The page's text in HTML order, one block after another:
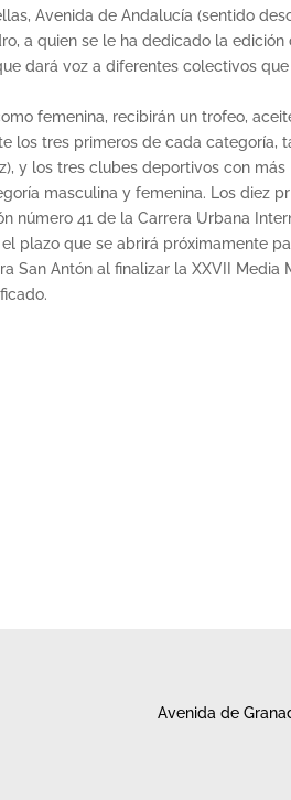
Avenida de Andalucía (sentido
a quien se le ha dedicado la
dará voz a diferentes colectivos
femenina, recibirán un trofeo,
los tres primeros de cada categoría,
y los tres clubes deportivos con
masculina y femenina. Los diez
41 de la Carrera Urbana
plazo que se abrirá próximamente
Antón al finalizar la XXVII Media
Avenida de